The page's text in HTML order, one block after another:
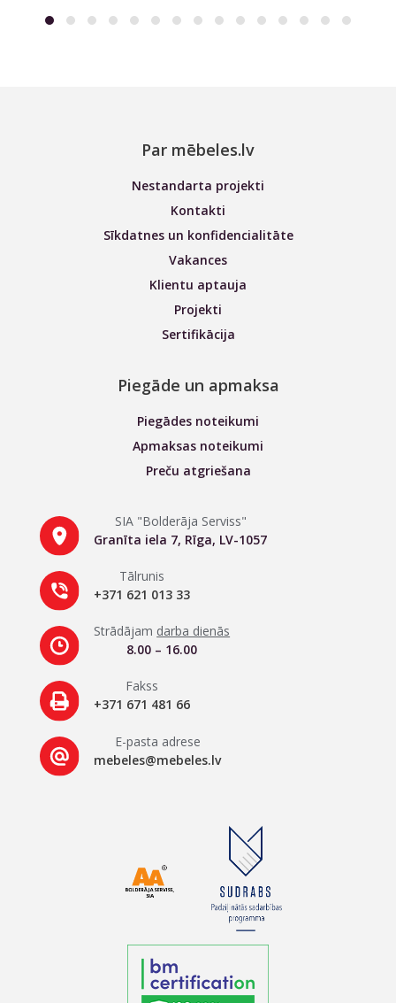
Par mēbeles.lv
Nestandarta projekti
Kontakti
Sīkdatnes un konfidencialitāte
Vakances
Klientu aptauja
Projekti
Sertifikācija
Piegāde un apmaksa
Piegādes noteikumi
Apmaksas noteikumi
Preču atgriešana
SIA "Bolderāja Serviss"
Granīta iela 7, Rīga, LV-1057
Tālrunis
+371 621 013 33
Strādājam darba dienās
8.00 – 16.00
Fakss
+371 671 481 66
E-pasta adrese
mebeles@mebeles.lv